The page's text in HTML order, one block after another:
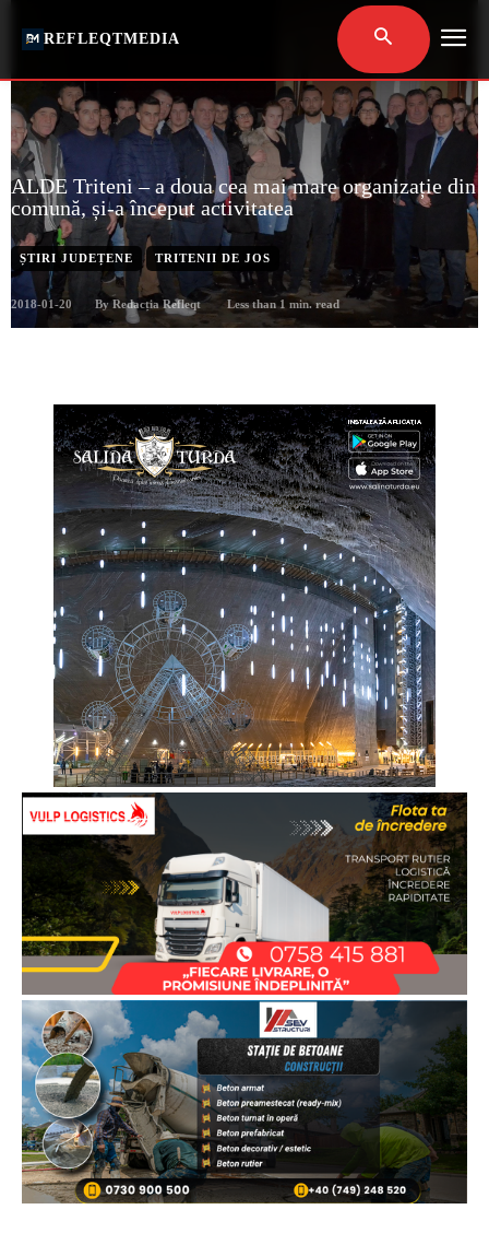
REFLEQTMEDIA
ALDE Triteni – a doua cea mai mare organizație din
comună, și-a început activitatea
ȘTIRI JUDEȚENE TRITENII DE JOS
2018-01-20 By Redacția Refleqt Less than 1 min. read